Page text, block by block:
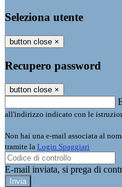
Seleziona utente
button close ×
Recupero password
button close ×
all'indirizzo indicato con le
Non hai una e-mail associata al
tramite la Login Spaggiari
E-mail inviata, si prega di